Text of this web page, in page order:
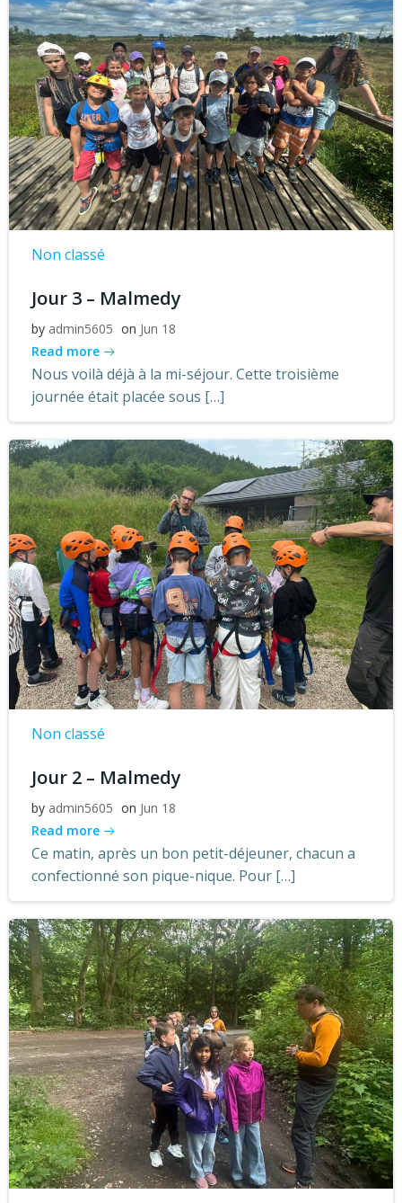
Non classé
Jour 3 – Malmedy
by admin5605 on Jun 18
Read more
Nous voilà déjà à la mi-séjour. Cette troisième
journée était placée sous […]
Non classé
Jour 2 – Malmedy
by admin5605 on Jun 18
Read more
Ce matin, après un bon petit-déjeuner, chacun a
confectionné son pique-nique. Pour […]